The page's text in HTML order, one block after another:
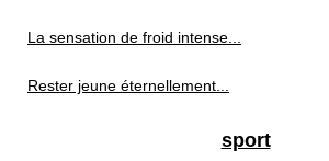
La sensation de froid intense...
Rester jeune éternellement...
sport